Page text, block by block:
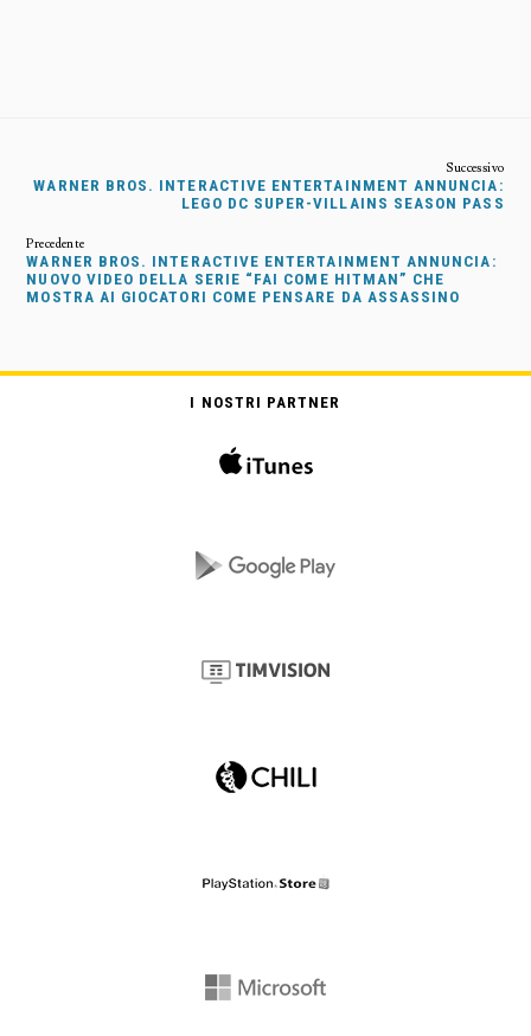
WARNER BROS. INTERACTIVE ENTERTAINMENT ANNUNCIA:
LEGO DC SUPER-VILLAINS SEASON PASS
WARNER BROS. INTERACTIVE ENTERTAINMENT ANNUNCIA:
NUOVO VIDEO DELLA SERIE “FAI COME HITMAN” CHE
MOSTRA AI GIOCATORI COME PENSARE DA ASSASSINO
I NOSTRI PARTNER